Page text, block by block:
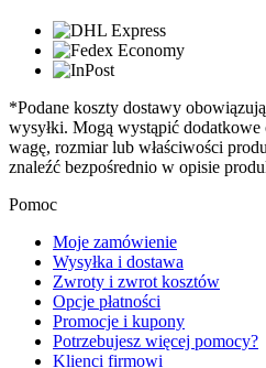
*Podane koszty dostawy
wysyłki. Mogą wystąpić dodatkowe
wagę, rozmiar lub właściwości
znaleźć bezpośrednio w opisie
Pomoc
Moje zamówienie
Wysyłka i dostawa
Zwroty i zwrot kosztów
Opcje płatności
Promocje i kupony
Potrzebujesz więcej pomocy?
Klienci firmowi